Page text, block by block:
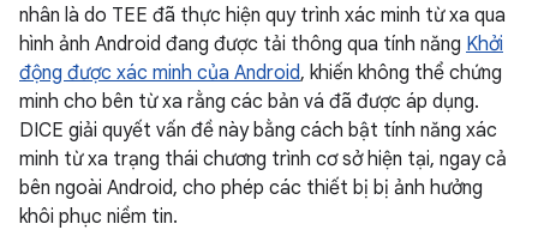
nhân là do TEE đã thực hiện quy trình xác minh từ xa qua
hình ảnh Android đang được tải thông qua tính năng Khởi
động được xác minh của Android, khiến không thể chứng
minh cho bên từ xa rằng các bản vá đã được áp dụng.
DICE giải quyết vấn đề này bằng cách bật tính năng xác
minh từ xa trạng thái chương trình cơ sở hiện tại, ngay cả
bên ngoài Android, cho phép các thiết bị bị ảnh hưởng
khôi phục niềm tin.